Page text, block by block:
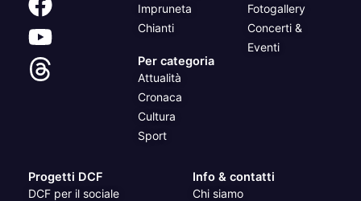
Impruneta
Chianti
Per categoria
Attualità
Cronaca
Cultura
Sport
Fotogallery
Concerti &
Eventi
Progetti DCF
DCF per il sociale
Info & contatti
Chi siamo